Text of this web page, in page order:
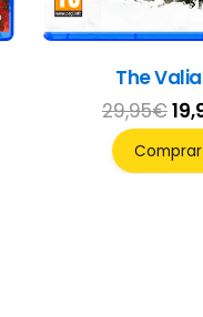
The
29,95€El
Comprar